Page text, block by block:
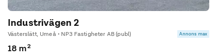
Industrivägen 2
Västerslätt, Umeå • NP3 Fastigheter AB (publ) Annons max
18 m²